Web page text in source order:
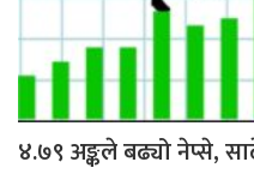
४.७९ अङ्कले बढ्यो नेप्से,